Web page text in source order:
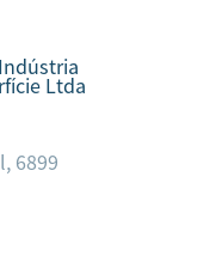
Indústria
Ltda
6899